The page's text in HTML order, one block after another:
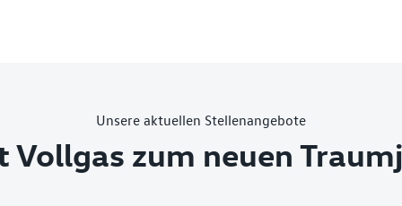
Unsere aktuellen Stellenangebote
Vollgas zum neuen